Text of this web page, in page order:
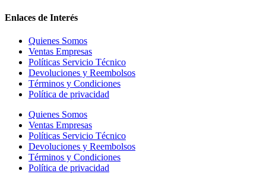
Enlaces de Interés
Quienes Somos
Ventas Empresas
Políticas Servicio Técnico
Devoluciones y Reembolsos
Términos y Condiciones
Política de privacidad
Quienes Somos
Ventas Empresas
Políticas Servicio Técnico
Devoluciones y Reembolsos
Términos y Condiciones
Política de privacidad